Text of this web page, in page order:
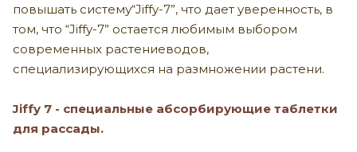
повышать систему“Jiffy-7”, что дает уверенность, в
том, что “Jiffy-7” остается любимым выбором
современных растениеводов,
специализирующихся на размножении растени.
Jiffy 7 - специальные абсорбирующие таблетки
для рассады.